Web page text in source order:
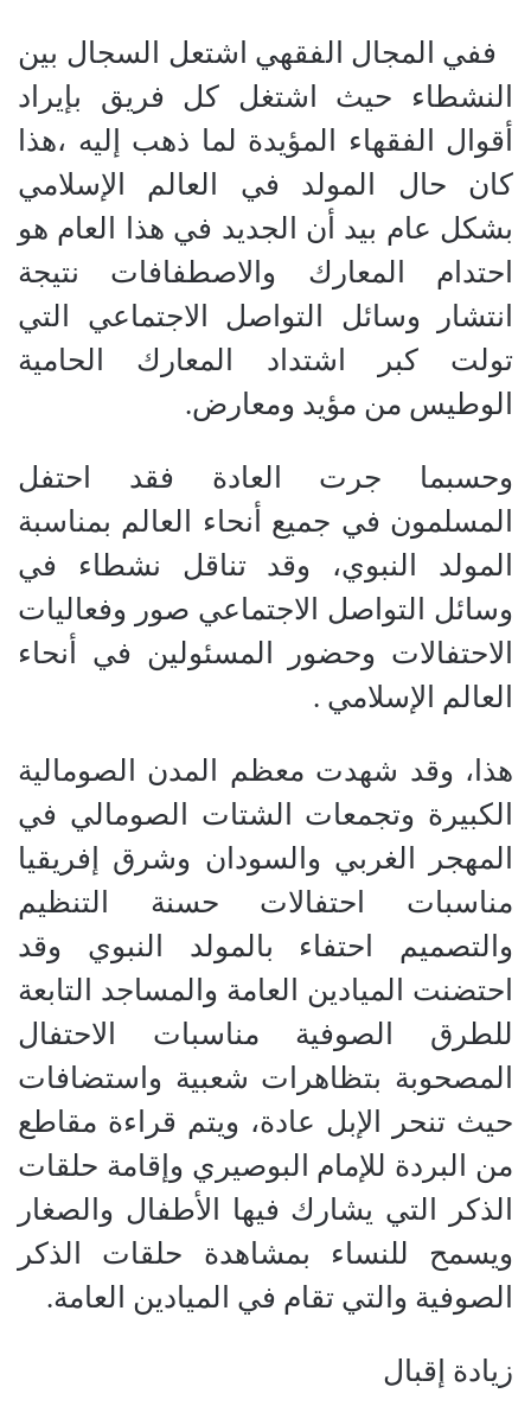
ففي المجال الفقهي اشتعل السجال بين
النشطاء حيث اشتغل كل فريق بإيراد
أقوال الفقهاء المؤيدة لما ذهب إليه ،هذا
كان حال المولد في العالم الإسلامي
بشكل عام بيد أن الجديد في هذا العام هو
احتدام المعارك والاصطفافات نتيجة
انتشار وسائل التواصل الاجتماعي التي
تولت كبر اشتداد المعارك الحامية
الوطيس من مؤيد ومعارض.
وحسبما جرت العادة فقد احتفل
المسلمون في جميع أنحاء العالم بمناسبة
المولد النبوي، وقد تناقل نشطاء في
وسائل التواصل الاجتماعي صور وفعاليات
الاحتفالات وحضور المسئولين في أنحاء
العالم الإسلامي .
هذا، وقد شهدت معظم المدن الصومالية
الكبيرة وتجمعات الشتات الصومالي في
المهجر الغربي والسودان وشرق إفريقيا
مناسبات احتفالات حسنة التنظيم
والتصميم احتفاء بالمولد النبوي وقد
احتضنت الميادين العامة والمساجد التابعة
للطرق الصوفية مناسبات الاحتفال
المصحوبة بتظاهرات شعبية واستضافات
حيث تنحر الإبل عادة، ويتم قراءة مقاطع
من البردة للإمام البوصيري وإقامة حلقات
الذكر التي يشارك فيها الأطفال والصغار
ويسمح للنساء بمشاهدة حلقات الذكر
الصوفية والتي تقام في الميادين العامة.
زيادة إقبال